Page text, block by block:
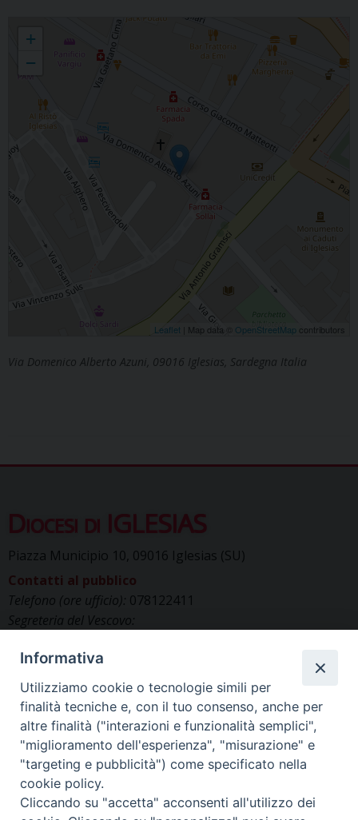
Chiesa della Madonna della Misericordia
+
−
Leaflet | Map data © OpenStreetMap contributors
Via Domenico Alberto Azuni, 09016 Iglesias, Sardegna Italia
Diocesi di IGLESIAS
Piazza Municipio 10, 09016 Iglesias (SU)
Contatti al pubblico
Telefono (ore ufficio): 078122411
Segreteria del Vescovo:
Uffici di Curia:curia_iglesias@libero.it
Cancelleria (richiesta documenti):
canc.curia.iglesias@tiscali.it
Comunicazione & media (ufficio stampa):
ucs.iglesias@gmail.com
Informativa
Utilizziamo cookie o tecnologie simili per
finalità tecniche e, con il tuo consenso, anche per
altre finalità ("interazioni e funzionalità semplici",
"miglioramento dell'esperienza", "misurazione" e
"targeting e pubblicità") come specificato nella
cookie policy.
Cliccando su "accetta" acconsenti all'utilizzo dei